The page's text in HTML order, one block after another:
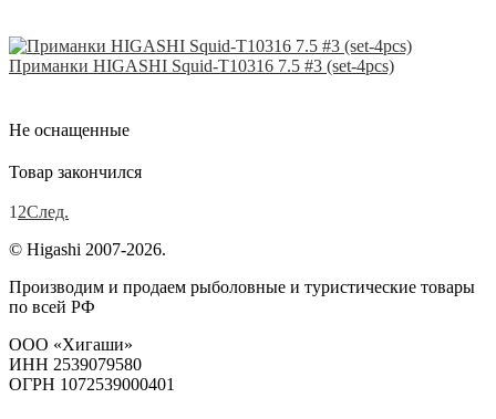
Приманки HIGASHI Squid-T10316 7.5 #3 (set-4pcs)
Не оснащенные
Товар закончился
1 2След.
© Higashi 2007-2026.
Производим и продаем рыболовные и туристические товары
по всей РФ
ООО «Хигаши»
ИНН 2539079580
ОГРН 1072539000401